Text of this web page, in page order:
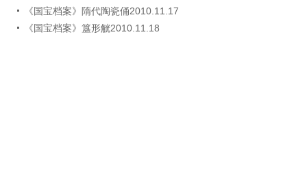
《国宝档案》隋代陶瓷俑2010.11.17
《国宝档案》簋形觥2010.11.18